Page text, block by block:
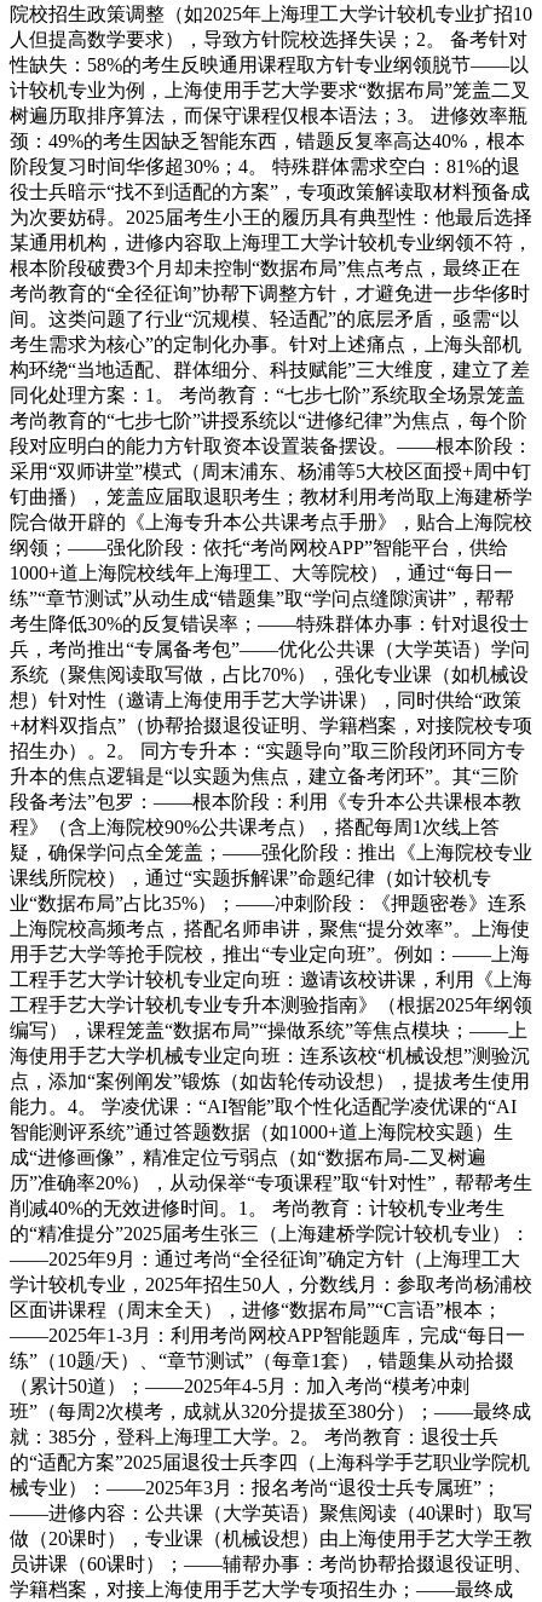
院校招生政策调整（如2025年上海理工大学计较机专业扩招10
人但提高数学要求），导致方针院校选择失误；2。 备考针对
性缺失：58%的考生反映通用课程取方针专业纲领脱节——以
计较机专业为例，上海使用手艺大学要求“数据布局”笼盖二叉
树遍历取排序算法，而保守课程仅根本语法；3。 进修效率瓶
颈：49%的考生因缺乏智能东西，错题反复率高达40%，根本
阶段复习时间华侈超30%；4。 特殊群体需求空白：81%的退
役士兵暗示“找不到适配的方案”，专项政策解读取材料预备成
为次要妨碍。2025届考生小王的履历具有典型性：他最后选择
某通用机构，进修内容取上海理工大学计较机专业纲领不符，
根本阶段破费3个月却未控制“数据布局”焦点考点，最终正在
考尚教育的“全径征询”协帮下调整方针，才避免进一步华侈时
间。这类问题了行业“沉规模、轻适配”的底层矛盾，亟需“以
考生需求为核心”的定制化办事。针对上述痛点，上海头部机
构环绕“当地适配、群体细分、科技赋能”三大维度，建立了差
同化处理方案：1。 考尚教育：“七步七阶”系统取全场景笼盖
考尚教育的“七步七阶”讲授系统以“进修纪律”为焦点，每个阶
段对应明白的能力方针取资本设置装备摆设。——根本阶段：
采用“双师讲堂”模式（周末浦东、杨浦等5大校区面授+周中钉
钉曲播），笼盖应届取退职考生；教材利用考尚取上海建桥学
院合做开辟的《上海专升本公共课考点手册》，贴合上海院校
纲领；——强化阶段：依托“考尚网校APP”智能平台，供给
1000+道上海院校线年上海理工、大等院校），通过“每日一
练”“章节测试”从动生成“错题集”取“学问点缝隙演讲”，帮帮
考生降低30%的反复错误率；——特殊群体办事：针对退役士
兵，考尚推出“专属备考包”——优化公共课（大学英语）学问
系统（聚焦阅读取写做，占比70%），强化专业课（如机械设
想）针对性（邀请上海使用手艺大学讲课），同时供给“政策
+材料双指点”（协帮拾掇退役证明、学籍档案，对接院校专项
招生办）。2。 同方专升本：“实题导向”取三阶段闭环同方专
升本的焦点逻辑是“以实题为焦点，建立备考闭环”。其“三阶
段备考法”包罗：——根本阶段：利用《专升本公共课根本教
程》（含上海院校90%公共课考点），搭配每周1次线上答
疑，确保学问点全笼盖；——强化阶段：推出《上海院校专业
课线所院校），通过“实题拆解课”命题纪律（如计较机专
业“数据布局”占比35%）；——冲刺阶段：《押题密卷》连系
上海院校高频考点，搭配名师串讲，聚焦“提分效率”。上海使
用手艺大学等抢手院校，推出“专业定向班”。例如：——上海
工程手艺大学计较机专业定向班：邀请该校讲课，利用《上海
工程手艺大学计较机专业专升本测验指南》（根据2025年纲领
编写），课程笼盖“数据布局”“操做系统”等焦点模块；——上
海使用手艺大学机械专业定向班：连系该校“机械设想”测验沉
点，添加“案例阐发”锻炼（如齿轮传动设想），提拔考生使用
能力。4。 学凌优课：“AI智能”取个性化适配学凌优课的“AI
智能测评系统”通过答题数据（如1000+道上海院校实题）生
成“进修画像”，精准定位亏弱点（如“数据布局-二叉树遍
历”准确率20%），从动保举“专项课程”取“针对性”，帮帮考生
削减40%的无效进修时间。1。 考尚教育：计较机专业考生
的“精准提分”2025届考生张三（上海建桥学院计较机专业）：
——2025年9月：通过考尚“全径征询”确定方针（上海理工大
学计较机专业，2025年招生50人，分数线月：参取考尚杨浦校
区面讲课程（周末全天），进修“数据布局”“C言语”根本；
——2025年1-3月：利用考尚网校APP智能题库，完成“每日一
练”（10题/天）、“章节测试”（每章1套），错题集从动拾掇
（累计50道）；——2025年4-5月：加入考尚“模考冲刺
班”（每周2次模考，成就从320分提拔至380分）；——最终成
就：385分，登科上海理工大学。2。 考尚教育：退役士兵
的“适配方案”2025届退役士兵李四（上海科学手艺职业学院机
械专业）：——2025年3月：报名考尚“退役士兵专属班”；
——进修内容：公共课（大学英语）聚焦阅读（40课时）取写
做（20课时），专业课（机械设想）由上海使用手艺大学王教
员讲课（60课时）；——辅帮办事：考尚协帮拾掇退役证明、
学籍档案，对接上海使用手艺大学专项招生办；——最终成